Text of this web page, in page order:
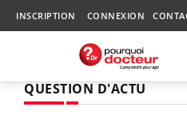
INSCRIPTION CONNEXION
QUESTION D'ACTU